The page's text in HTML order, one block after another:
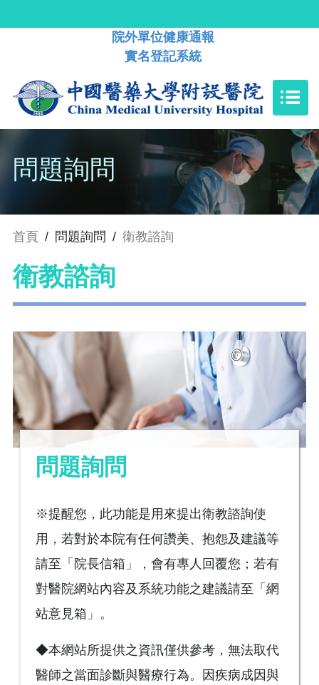
院外單位健康通報
實名登記系統
問題詢問
首頁 / 問題詢問 / 衛教諮詢
衛教諮詢
問題詢問
※提醒您，此功能是用來提出衛教諮詢使
用，若對於本院有任何讚美、抱怨及建議等
請至「院長信箱」，會有專人回覆您；若有
對醫院網站內容及系統功能之建議請至「網
站意見箱」。
◆本網站所提供之資訊僅供參考，無法取代
醫師之當面診斷與醫療行為。因疾病成因與